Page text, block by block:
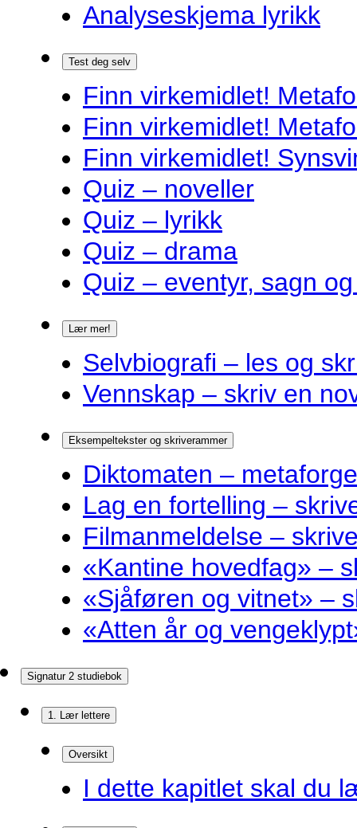
Analyseskjema lyrikk
Test deg selv
Finn virkemidlet!
Finn virkemidlet!
Finn virkemidlet!
Quiz – noveller
Quiz – lyrikk
Quiz – drama
Quiz – eventyr, sagn
Lær mer!
Selvbiografi – les og
Vennskap – skriv en
Eksempeltekster og skriverammer
Diktomaten –
Lag en fortelling –
Filmanmeldelse –
«Kantine hovedfag» –
«Sjåføren og vitnet» –
«Atten år og
Signatur 2 studiebok
1. Lær lettere
Oversikt
I dette kapitlet skal du